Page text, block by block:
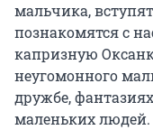
мальчика,
познакомятся с
капризную
неугомонного
дружбе,
маленьких людей.